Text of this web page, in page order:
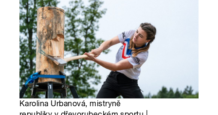
Karolina Urbanová, mistryně